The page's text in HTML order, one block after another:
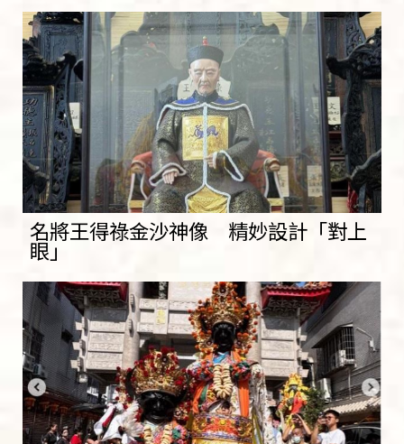
名將王得祿金沙神像 精妙設計「對上
眼」